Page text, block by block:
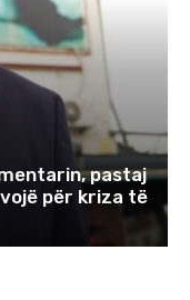
pastaj
për kriza të